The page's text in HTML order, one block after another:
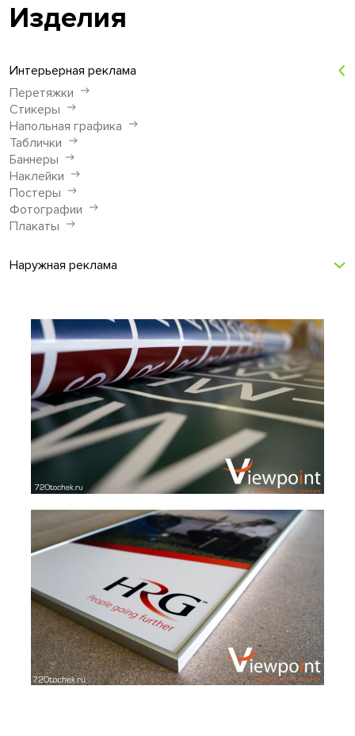
Изделия
Интерьерная реклама
Перетяжки
Стикеры
Напольная графика
Таблички
Баннеры
Наклейки
Постеры
Фотографии
Плакаты
Наружная реклама